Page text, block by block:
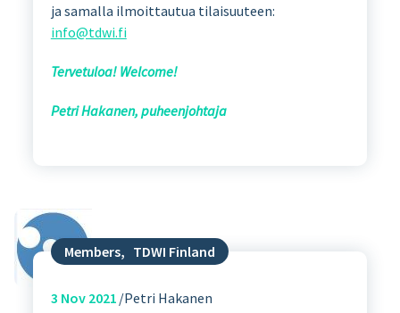
ja samalla ilmoittautua tilaisuuteen:
info@tdwi.fi
Tervetuloa! Welcome!
Petri Hakanen, puheenjohtaja
Members, TDWI Finland
3 Nov 2021 Petri Hakanen